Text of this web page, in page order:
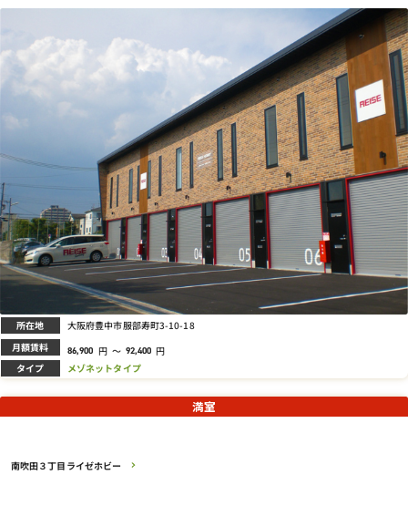
所在地 大阪府豊中市服部寿町3-10-18
月額賃料 86,900 円 ～ 92,400 円
タイプ メゾネットタイプ
南吹田３丁目ライゼホビー
満室